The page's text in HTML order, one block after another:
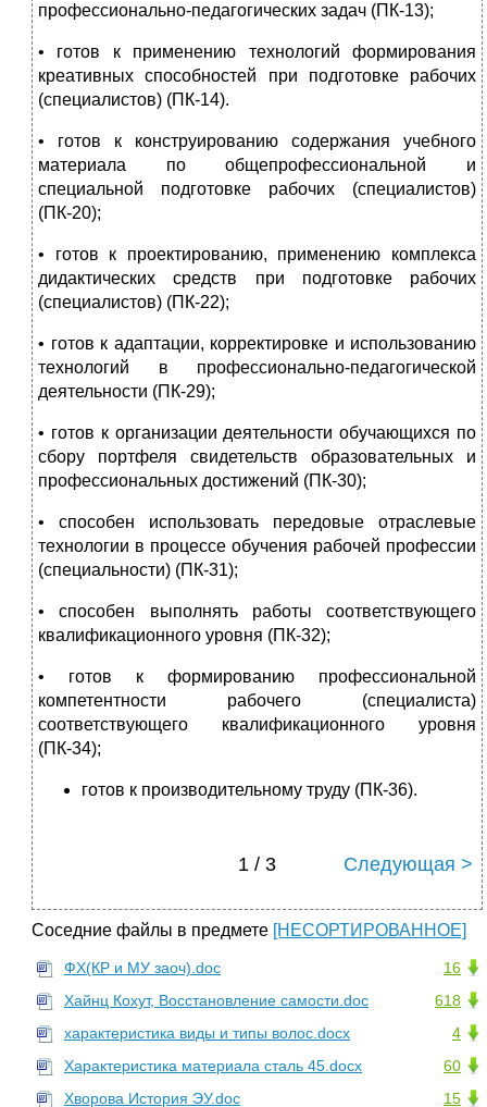
профессионально-педагогических задач (ПК-13);
• готов к применению технологий формирования
креативных способностей при подготовке рабочих
(специалистов) (ПК-14).
• готов к конструированию содержания учебного
материала по общепрофессиональной и
специальной подготовке рабочих (специалистов)
(ПК-20);
• готов к проектированию, применению комплекса
дидактических средств при подготовке рабочих
(специалистов) (ПК-22);
• готов к адаптации, корректировке и использованию
технологий в профессионально-педагогической
деятельности (ПК-29);
• готов к организации деятельности обучающихся по
сбору портфеля свидетельств образовательных и
профессиональных достижений (ПК-30);
• способен использовать передовые отраслевые
технологии в процессе обучения рабочей профессии
(специальности) (ПК-31);
• способен выполнять работы соответствующего
квалификационного уровня (ПК-32);
• готов к формированию профессиональной
компетентности рабочего (специалиста)
соответствующего квалификационного уровня
(ПК-34);
готов к производительному труду (ПК-36).
1 / 3 Следующая >
Соседние файлы в предмете [НЕСОРТИРОВАННОЕ]
16
ФХ(КР и МУ заоч).doc
618
Хайнц Кохут, Восстановление самости.doc
4
характеристика виды и типы волос.docx
60
Характеристика материала сталь 45.docx
15
Хворова История ЭУ.doc